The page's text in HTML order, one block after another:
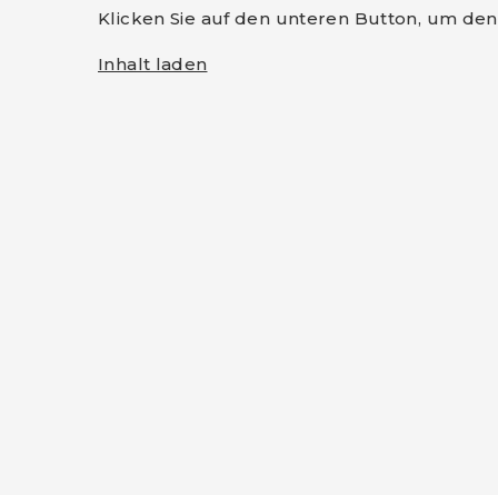
Klicken Sie auf den unteren Button, um
Inhalt laden